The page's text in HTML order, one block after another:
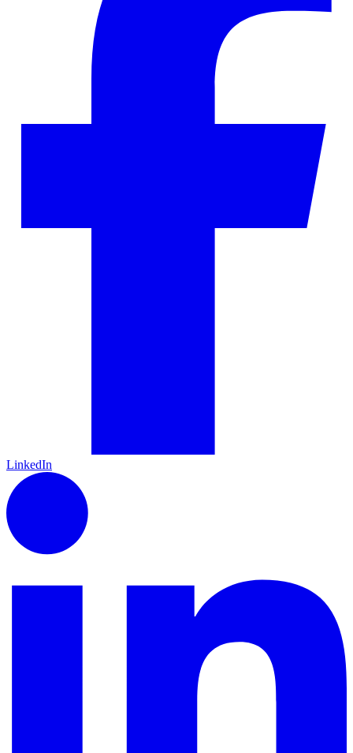
LinkedIn